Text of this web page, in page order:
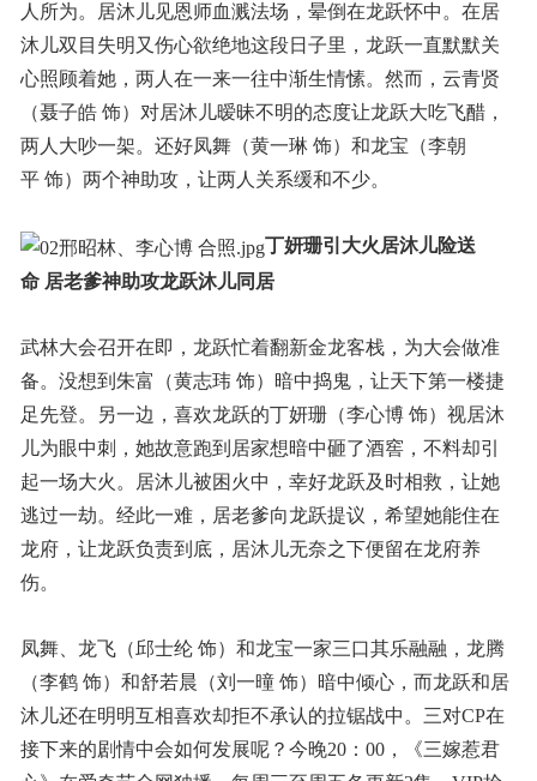
人所为。居沐儿见恩师血溅法场，晕倒在龙跃怀中。在居
沐儿双目失明又伤心欲绝地这段日子里，龙跃一直默默关
心照顾着她，两人在一来一往中渐生情愫。然而，云青贤
（聂子皓 饰）对居沐儿暧昧不明的态度让龙跃大吃飞醋，
两人大吵一架。还好凤舞（黄一琳 饰）和龙宝（李朝
平 饰）两个神助攻，让两人关系缓和不少。
丁妍珊引大火居沐儿险送
命 居老爹神助攻龙跃沐儿同居
武林大会召开在即，龙跃忙着翻新金龙客栈，为大会做准
备。没想到朱富（黄志玮 饰）暗中捣鬼，让天下第一楼捷
足先登。另一边，喜欢龙跃的丁妍珊（李心博 饰）视居沐
儿为眼中刺，她故意跑到居家想暗中砸了酒窖，不料却引
起一场大火。居沐儿被困火中，幸好龙跃及时相救，让她
逃过一劫。经此一难，居老爹向龙跃提议，希望她能住在
龙府，让龙跃负责到底，居沐儿无奈之下便留在龙府养
伤。
凤舞、龙飞（邱士纶 饰）和龙宝一家三口其乐融融，龙腾
（李鹤 饰）和舒若晨（刘一曈 饰）暗中倾心，而龙跃和居
沐儿还在明明互相喜欢却拒不承认的拉锯战中。三对CP在
接下来的剧情中会如何发展呢？今晚20：00，《三嫁惹君